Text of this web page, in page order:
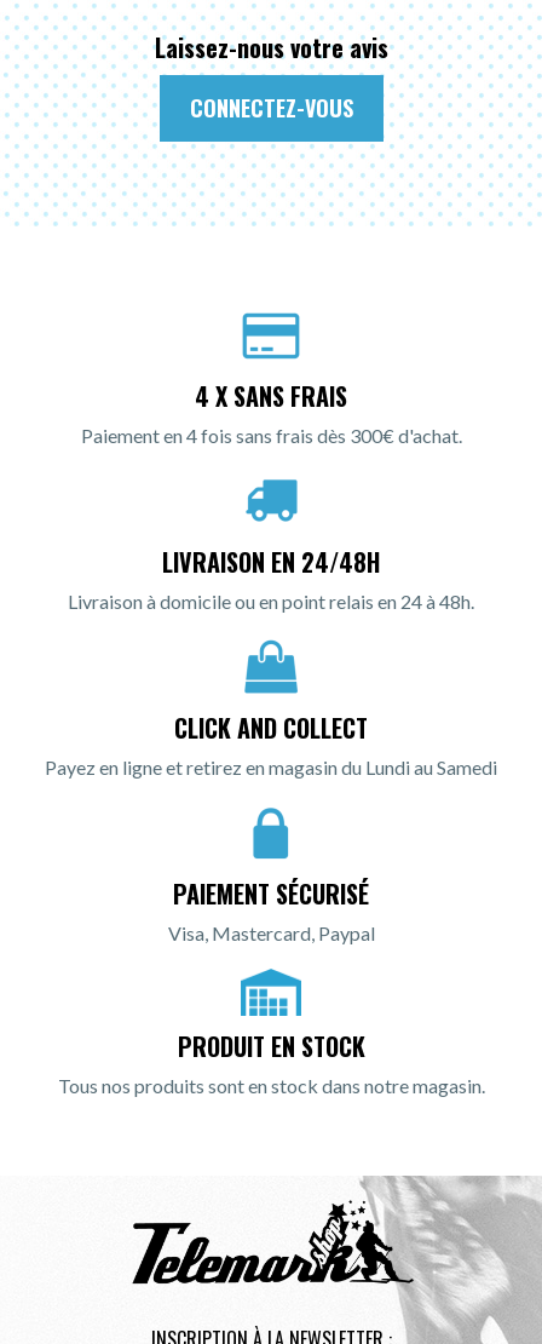
Laissez-nous votre avis
CONNECTEZ-VOUS
4 X SANS FRAIS
Paiement en 4 fois sans frais dès 300€ d'achat.
LIVRAISON EN 24/48H
Livraison à domicile ou en point relais en 24 à 48h.
CLICK AND COLLECT
Payez en ligne et retirez en magasin du Lundi au Samedi
PAIEMENT SÉCURISÉ
Visa, Mastercard, Paypal
PRODUIT EN STOCK
Tous nos produits sont en stock dans notre magasin.